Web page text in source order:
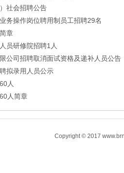
社会招聘公告
务操作岗位聘用制员工招聘29名
章
员研修院招聘1人
公司招聘取消面试资格及递补人员公告
拟录用人员公示
人
人简章
Copyright © 2017